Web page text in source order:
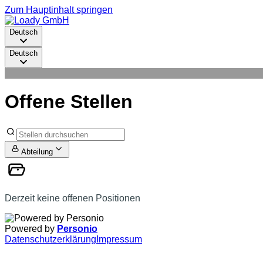
Zum Hauptinhalt springen
Deutsch
Deutsch
Offene Stellen
Abteilung
Derzeit keine offenen Positionen
Powered by Personio
Datenschutzerklärung Impressum